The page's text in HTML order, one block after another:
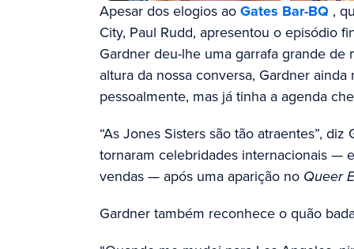
Apesar dos elogios aoGates Bar-BQ ,
City, Paul Rudd, apresentou o episódio
Gardner deu-lhe uma garrafa grande
altura da nossa conversa, Gardner
pessoalmente, mas já tinha a agenda
“As Jones Sisters são tão atraentes”,
tornaram celebridades internacionais —
vendas — após uma aparição no Queer
Gardner também reconhece o quão